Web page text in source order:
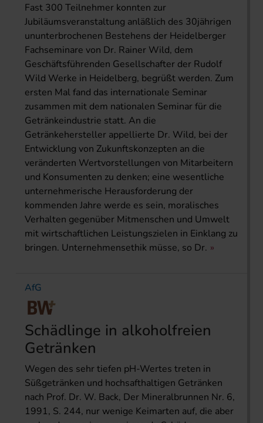
Fast 300 Teilnehmer konnten zur
Jubiläumsveranstaltung anläßlich des 30jährigen
ununterbrochenen Bestehens der Heidelberger
Fachseminare von Dr. Rainer Wild, dem
Geschäftsführenden Gesellschafter der Rudolf
Wild Werke in Heidelberg, begrüßt werden. Zum
ersten Mal fand das internationale Seminar
zusammen mit dem nationalen Seminar für die
Getränkeindustrie statt. An die
Getränkehersteller appellierte Dr. Wild, bei der
Entwicklung von Zukunftskonzepten an die
veränderten Wertvorstellungen von Mitarbeitern
und Konsumenten zu denken; eine wesentliche
unternehmerische Herausforderung der
kommenden Jahre werde es sein, moralisches
Verhalten gegenüber Mitmenschen und Umwelt
mit wirtschaftlichen Leistungszielen in Einklang zu
bringen. Unternehmensethik müsse, so Dr.
AfG
Schädlinge in alkoholfreien
Getränken
Wegen des sehr tiefen pH-Wertes treten in
Süßgetränken und hochsafthaltigen Getränken
nach Prof. Dr. W. Back, Der Mineralbrunnen Nr. 6,
1991, S. 244, nur wenige Keimarten auf, die aber